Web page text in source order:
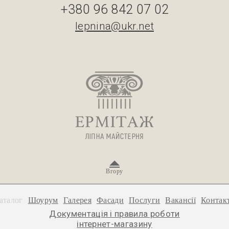
+380 96 842 07 02
lepnina@ukr.net
Вгору
Шоурум Галерея Фасади Послуги Вакансії
Документація і правила роботи
інтернет-магазину